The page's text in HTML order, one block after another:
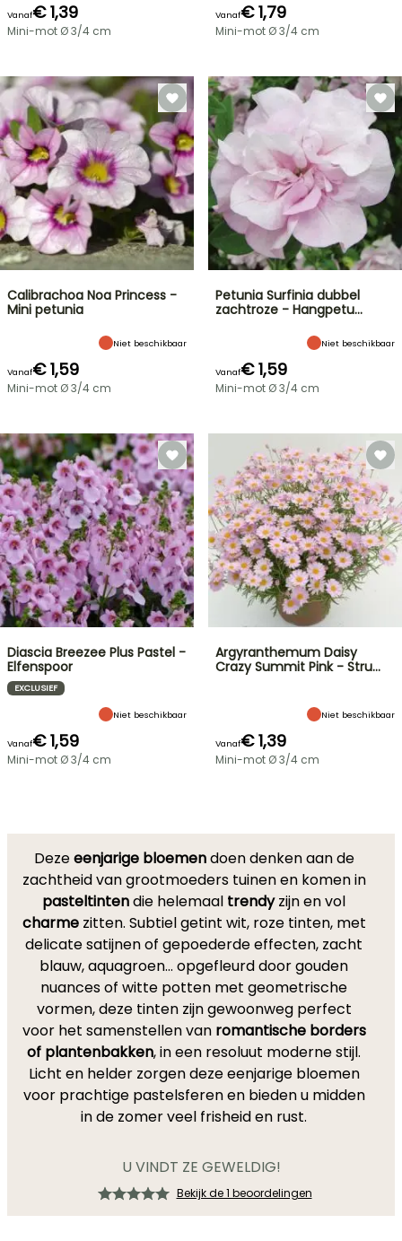
Vanaf€ 1,39
Mini-mot Ø 3/4 cm
Vanaf€ 1,79
Mini-mot Ø 3/4 cm
Calibrachoa Noa Princess -
Mini petunia
Niet beschikbaar
Vanaf€ 1,59
Mini-mot Ø 3/4 cm
Petunia Surfinia dubbel
zachtroze - Hangpetu…
Niet beschikbaar
Vanaf€ 1,59
Mini-mot Ø 3/4 cm
Diascia Breezee Plus Pastel -
Elfenspoor
EXCLUSIEF
Niet beschikbaar
Vanaf€ 1,59
Mini-mot Ø 3/4 cm
Argyranthemum Daisy
Crazy Summit Pink - Stru…
Niet beschikbaar
Vanaf€ 1,39
Mini-mot Ø 3/4 cm
Dezeeenjarige bloemendoen denken aan de
zachtheid van grootmoeders tuinen en komen in
pasteltintendie helemaal trendyzijn en vol
charmezitten. Subtiel getint wit, roze tinten, met
delicate satijnen of gepoederde effecten, zacht
blauw, aquagroen... opgefleurd door gouden
nuances of witte potten met geometrische
vormen, deze tinten zijn gewoonweg perfect
voor het samenstellen van romantische borders
of plantenbakken, in een resoluut moderne stijl.
Licht en helder zorgen deze eenjarige bloemen
voor prachtige pastelsferen en bieden u midden
in de zomer veel frisheid en rust.
U VINDT ZE GEWELDIG!
Bekijk de 1 beoordelingen